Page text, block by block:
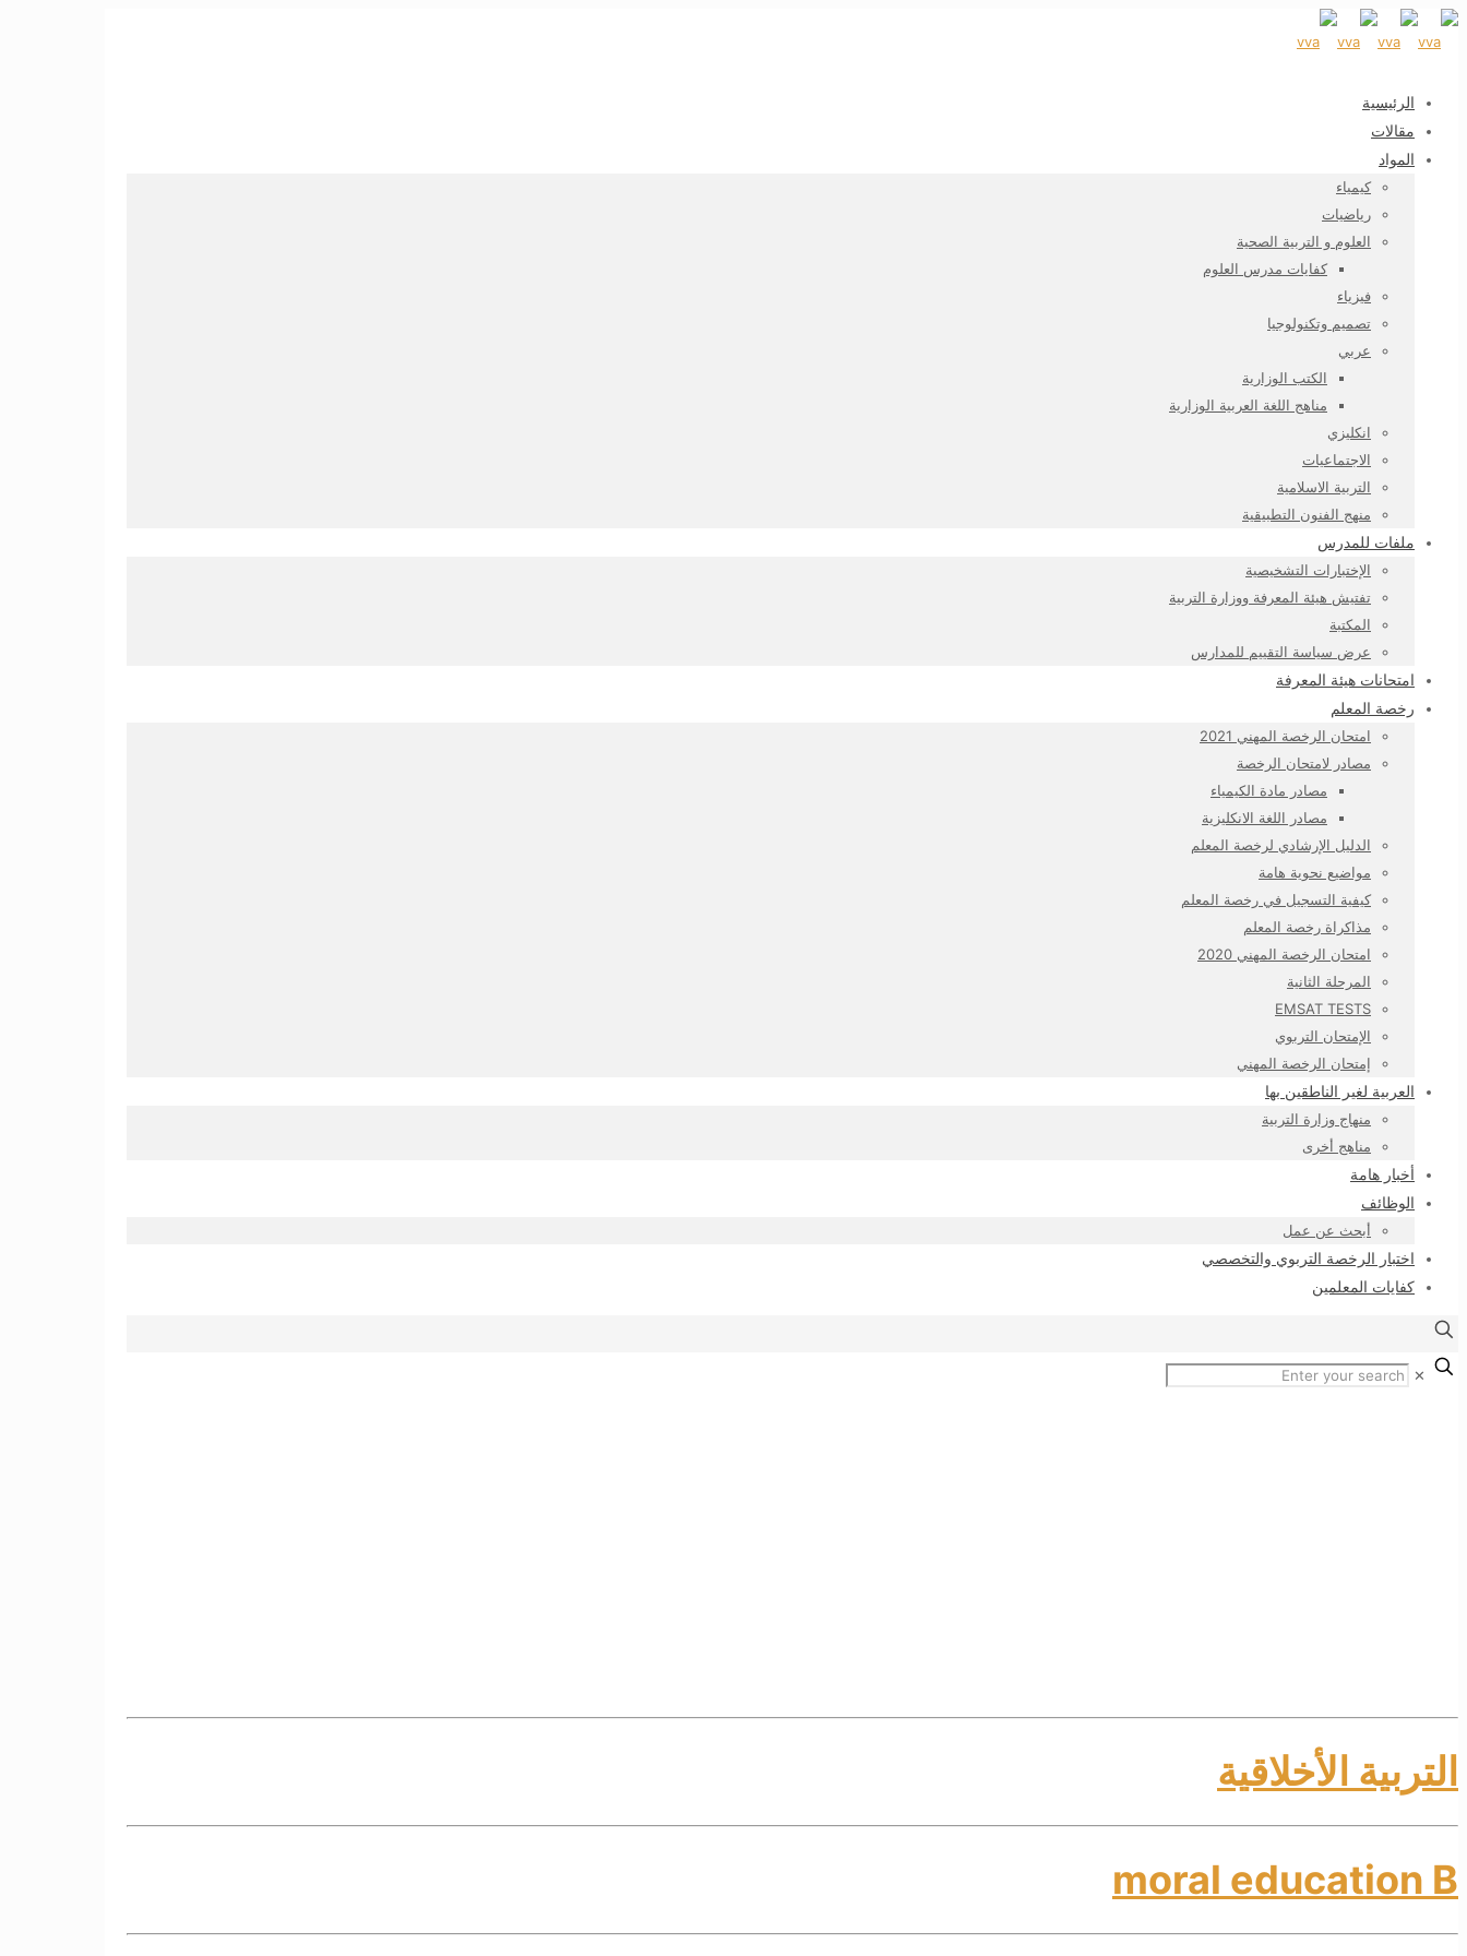
الرئيسية
مقالات
المواد
كيمياء
رياضيات
العلوم و التربية الصحية
كفايات مدرس العلوم
فيزياء
تصميم وتكنولوجيا
عربي
الكتب الوزارية
مناهج اللغة العربية الوزارية
انكليزي
الاجتماعيات
التربية الاسلامية
منهج الفنون التطبيقية
ملفات للمدرس
الإختبارات التشخيصية
تفتيش هيئة المعرفة ووزارة التربية
المكتبة
عرض سياسة التقييم للمدارس
امتحانات هيئة المعرفة
رخصة المعلم
امتحان الرخصة المهني 2021
مصادر لامتحان الرخصة
مصادر مادة الكيمياء
مصادر اللغة الانكليزية
الدليل الإرشادي لرخصة المعلم
مواضيع نحوية هامة
كيفية التسجيل في رخصة المعلم
مذاكراة رخصة المعلم
امتحان الرخصة المهني 2020
المرحلة الثانية
EMSAT TESTS
الإمتحان التربوي
إمتحان الرخصة المهني
العربية لغير الناطقين بها
منهاج وزارة التربية
مناهج أخرى
أخبار هامة
الوظائف
أبحث عن عمل
اختبار الرخصة التربوي والتخصصي
كفايات المعلمين
✕
التربية الأخلاقية
moral education B